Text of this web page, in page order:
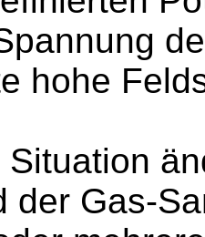
hohe
Situation
der Gas-